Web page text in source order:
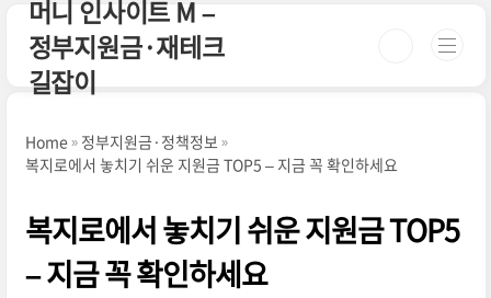
본문 바로가기
머니 인사이트 M –
정부지원금·재테크
길잡이
Home
정부지원금·정책정보
복지로에서 놓치기 쉬운 지원금 TOP5 – 지금 꼭 확인하세요
복지로에서 놓치기 쉬운 지원금 TOP5
– 지금 꼭 확인하세요